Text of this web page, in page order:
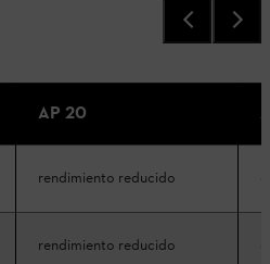
AP 20
rendimiento reducido
rendimiento reducido